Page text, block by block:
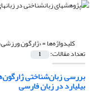
کلیدواژه‌ها =«ژارگون
تعداد مقالات: 1
بررسی زبان‌شناختی
بیلیارد در زبان فارسی